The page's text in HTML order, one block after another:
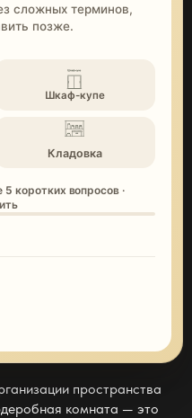
сложных терминов,
позже.
Шкаф-купе
Кладовка
пространства
комната — это